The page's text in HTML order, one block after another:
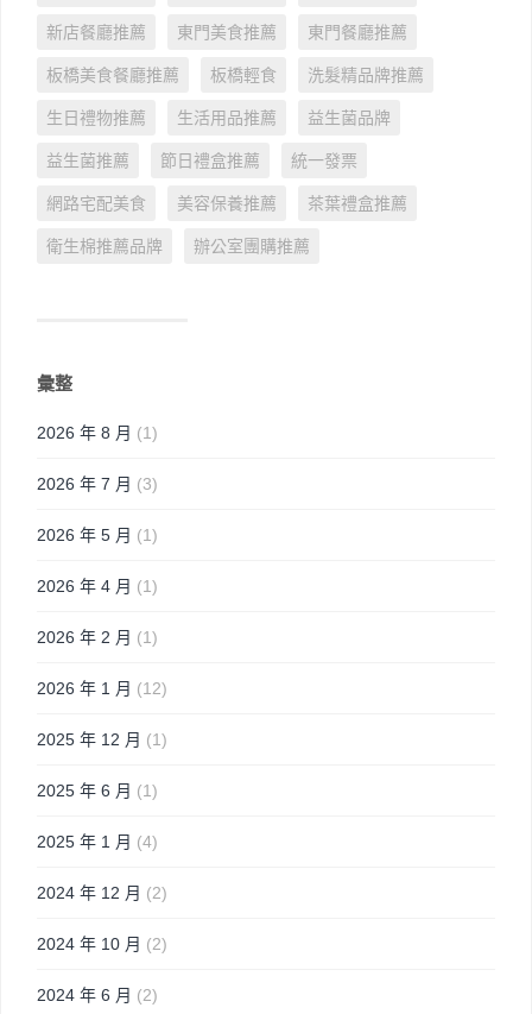
新店餐廳推薦 東門美食推薦 東門餐廳推薦
板橋美食餐廳推薦 板橋輕食 洗髮精品牌推薦
生日禮物推薦 生活用品推薦 益生菌品牌
益生菌推薦 節日禮盒推薦 統一發票
網路宅配美食 美容保養推薦 茶葉禮盒推薦
衛生棉推薦品牌 辦公室團購推薦
彙整
2026 年 8 月 (1)
2026 年 7 月 (3)
2026 年 5 月 (1)
2026 年 4 月 (1)
2026 年 2 月 (1)
2026 年 1 月 (12)
2025 年 12 月 (1)
2025 年 6 月 (1)
2025 年 1 月 (4)
2024 年 12 月 (2)
2024 年 10 月 (2)
2024 年 6 月 (2)